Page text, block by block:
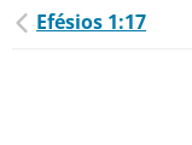
Efésios 1:17